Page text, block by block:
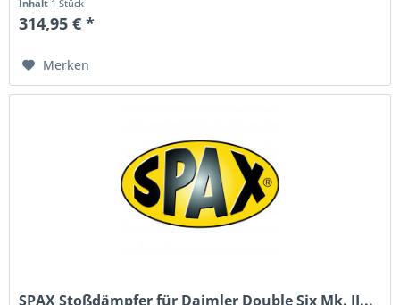
Inhalt 1 Stück
314,95 € *
Merken
SPAX Stoßdämpfer für Daimler Double Six Mk. II...